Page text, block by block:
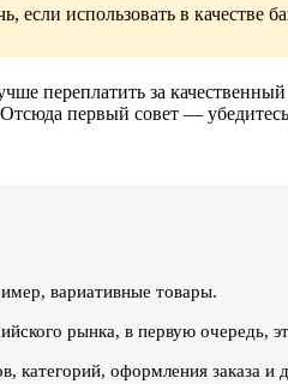
использовать в качестве
переплатить за
первый совет —
вариативные товары.
рынка, в первую очередь,
категорий, оформления заказа